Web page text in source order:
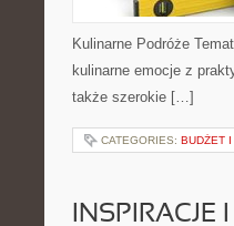
Kulinarne Podróże
kulinarne emocje z
także szerokie […]
CATEGORIES: BUDŻET
INSPIRACJE